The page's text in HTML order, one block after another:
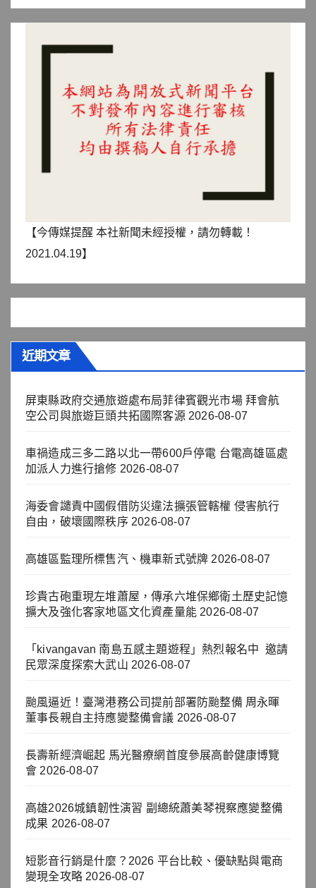
【今傳媒提醒 本社新聞未經授權，請勿轉載！
2021.04.19】
近期文章
屏東縣政府交通旅遊處布局菲律賓觀光市場 拜會航
空公司與旅遊巨頭共拓國際客源 2026-08-07
車禍造成三多二路以北一帶600戶停電 台電高雄區處
加派人力進行搶修 2026-08-07
海委會譴責中國假借防災違法擴張管轄權 侵害航行
自由，破壞國際秩序 2026-08-07
高雄區監理所標售汽、機車新式號牌 2026-08-07
珍貴古砲重現左堆蕭屋，傳承六堆保鄉衛土歷史記憶
擴大及強化客家地區文化資產量能 2026-08-07
「kivangavan 南島五感主題遊程」熱烈報名中 邀請
民眾深度探索大武山 2026-08-07
颱風逼近！臺灣港務公司提前部署防颱整備 周永暉
董事長親自主持應變整備會議 2026-08-07
長壽新經濟崛起 馬光醫療網首度參展高齡健康博覽
會 2026-08-07
高雄2026城鎮韌性演習 副總統蕭美琴視察應變整備
成果 2026-08-07
短影音行銷是什麼？2026 平台比較、優缺點與電商
變現全攻略 2026-08-07